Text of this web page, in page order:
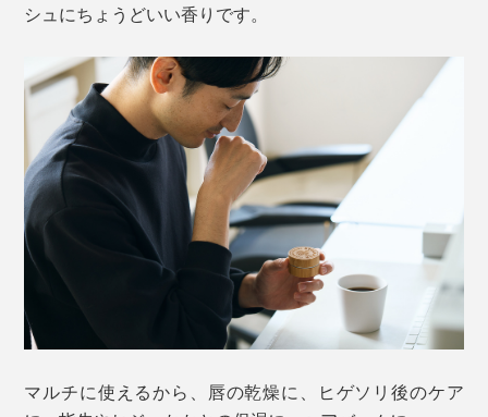
シュにちょうどいい香りです。
マルチに使えるから、唇の乾燥に、ヒゲソリ後のケア